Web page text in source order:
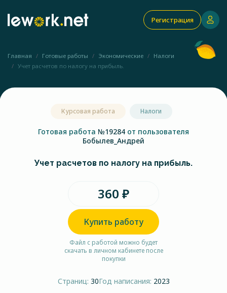
Регистрация
Главная Готовые работы Экономические
Налоги
Учет расчетов по налогу на прибыль.
Курсовая работа Налоги
Готовая работа №19284 от пользователя
Бобылев_Андрей
Учет расчетов по налогу на прибыль.
360 ₽
Купить работу
Файл с работой можно будет
скачать в личном кабинете после
покупки
Страниц: 30Год написания: 2023